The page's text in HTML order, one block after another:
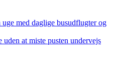
uge med daglige busudflugter og
at miste pusten undervejs